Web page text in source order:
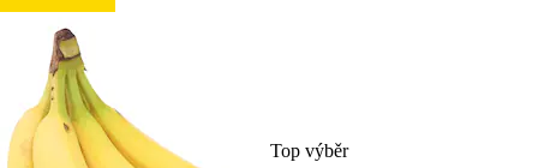
Top výběr